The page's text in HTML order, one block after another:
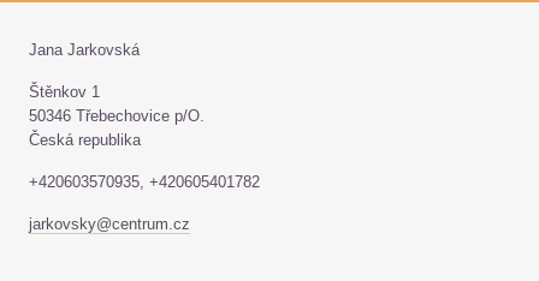
Jana Jarkovská
Štěnkov 1
50346 Třebechovice p/O.
Česká republika
+420603570935, +420605401782
jarkovsky@centrum.cz